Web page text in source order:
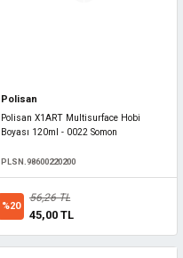
Polisan
Polisan X1ART Multisurface Hobi
Boyası 120ml - 0022 Somon
PLSN.98600220200
%20
56,26 TL
45,00 TL